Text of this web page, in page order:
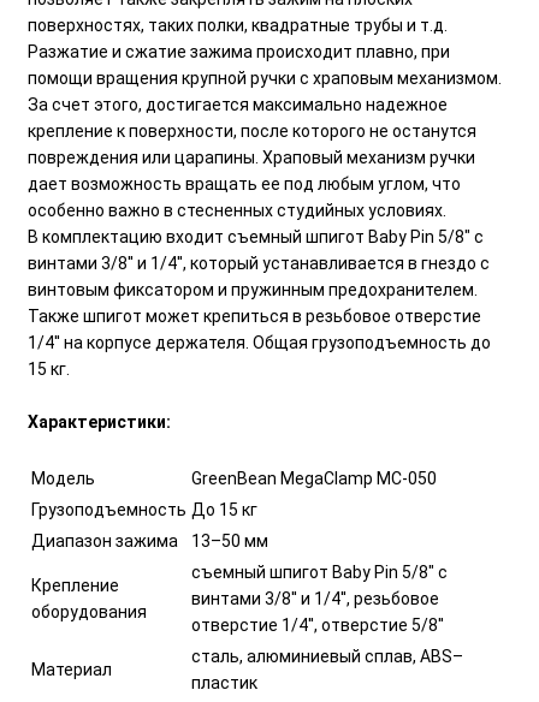
поверхностях, таких полки, квадратные трубы и т.д.
Разжатие и сжатие зажима происходит плавно, при
помощи вращения крупной ручки с храповым механизмом.
За счет этого, достигается максимально надежное
крепление к поверхности, после которого не останутся
повреждения или царапины. Храповый механизм ручки
дает возможность вращать ее под любым углом, что
особенно важно в стесненных студийных условиях.
В комплектацию входит съемный шпигот Baby Pin 5/8" с
винтами 3/8'' и 1/4'', который устанавливается в гнездо с
винтовым фиксатором и пружинным предохранителем.
Также шпигот может крепиться в резьбовое отверстие
1/4'' на корпусе держателя. Общая грузоподъемность до
15 кг.
Характеристики:
Модель
GreenBean MegaClamp MC-050
Грузоподъемность До 15 кг
Диапазон зажима
13–50 мм
Крепление
оборудования
съемный шпигот Baby Pin 5/8" с
винтами 3/8'' и 1/4'', резьбовое
отверстие 1/4'', отверстие 5/8''
Материал
cталь, алюминиевый сплав, ABS–
пластик